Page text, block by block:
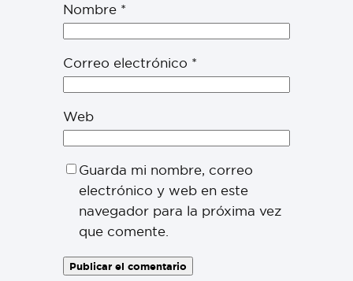
Nombre *
Correo electrónico *
Web
Guarda mi nombre, correo
electrónico y web en este
navegador para la próxima vez
que comente.